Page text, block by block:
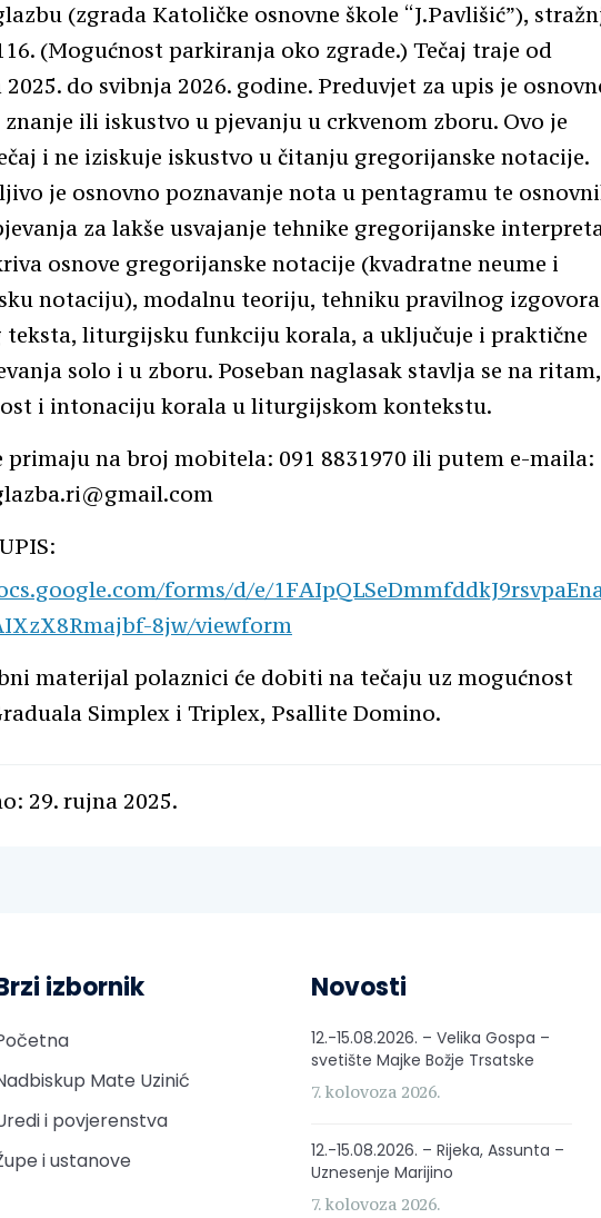
(zgrada Katoličke osnovne škole “J.Pavlišić”),
(Mogućnost parkiranja oko zgrade.) Tečaj traje od
do svibnja 2026. godine. Preduvjet za upis je
ili iskustvo u pjevanju u crkvenom zboru. Ovo je
i ne iziskuje iskustvo u čitanju gregorijanske notacije.
je osnovno poznavanje nota u pentagramu te
za lakše usvajanje tehnike gregorijanske
osnove gregorijanske notacije (kvadratne neume i
notaciju), modalnu teoriju, tehniku pravilnog izgovora
teksta, liturgijsku funkciju korala, a uključuje i praktične
solo i u zboru. Poseban naglasak stavlja se na ritam,
i intonaciju korala u liturgijskom kontekstu.
primaju na broj mobitela: 091 8831970 ili putem e-maila:
forms/d/e/
8jw/viewform
materijal polaznici će dobiti na tečaju uz mogućnost
Simplex i Triplex, Psallite Domino.
29. rujna 2025.
izbornik
Mate Uzinić
i povjerenstva
i ustanove
Novosti
12.-15.08.2026. – Velika Gospa –
svetište Majke Božje Trsatske
7. kolovoza 2026.
12.-15.08.2026. – Rijeka, Assunta –
Uznesenje Marijino
7. kolovoza 2026.